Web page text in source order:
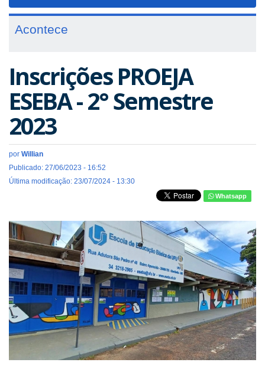
Acontece
Inscrições PROEJA
ESEBA - 2° Semestre
2023
por Willian
Publicado: 27/06/2023 - 16:52
Última modificação: 23/07/2024 - 13:30
Whatsapp